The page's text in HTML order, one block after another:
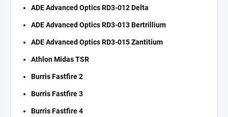
ADE Advanced Optics RD3-012 Delta
ADE Advanced Optics RD3-013 Bertrillium
ADE Advanced Optics RD3-015 Zantitium
Athlon Midas TSR
Burris Fastfire 2
Burris Fastfire 3
Burris Fastfire 4